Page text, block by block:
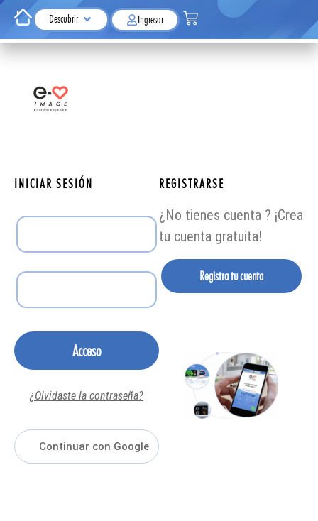
Descubrir Ingresar
INICIAR SESIÓN
Acceso
¿Olvidaste la contraseña?
REGISTRARSE
¿No tienes cuenta ? ¡Crea
tu cuenta gratuita!
Registra tu cuenta